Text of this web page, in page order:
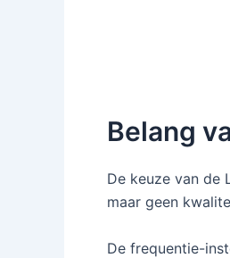
Belang
De keuze van de
maar geen
De frequentie-